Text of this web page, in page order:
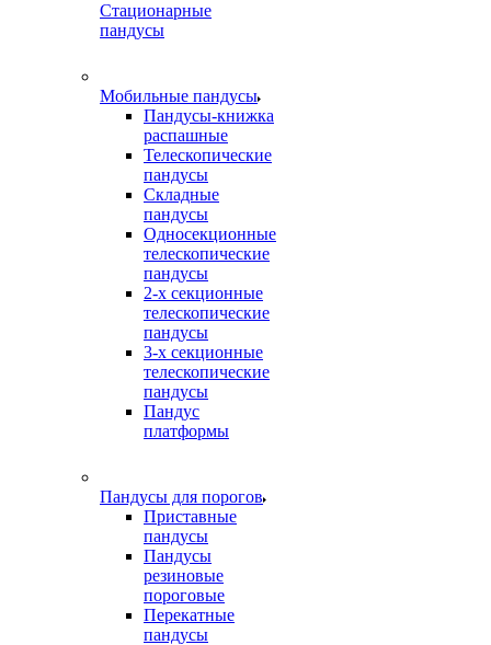
Стационарные
пандусы
Мобильные пандусы
Пандусы-книжка
распашные
Телескопические
пандусы
Складные
пандусы
Односекционные
телескопические
пандусы
2-х секционные
телескопические
пандусы
3-х секционные
телескопические
пандусы
Пандус
платформы
Пандусы для порогов
Приставные
пандусы
Пандусы
резиновые
пороговые
Перекатные
пандусы